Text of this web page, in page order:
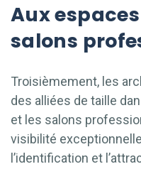
Aux
salons
Troisièmement, les
des alliées de taille
et les salons
visibilité
l’identification et